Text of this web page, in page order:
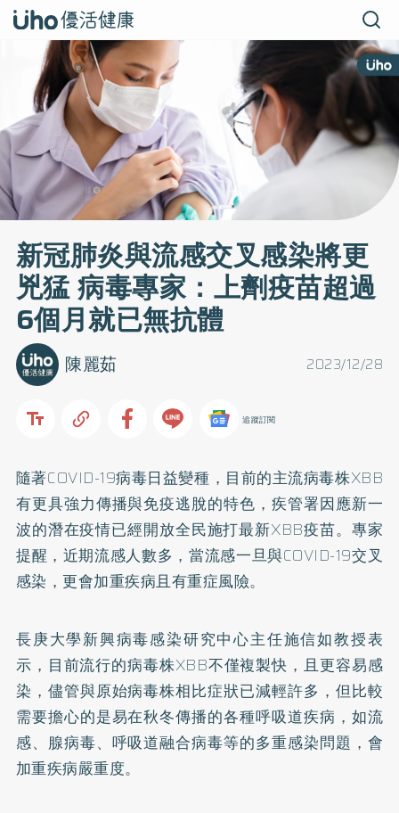
新冠肺炎與流感交叉感染將更
兇猛 病毒專家：上劑疫苗超過
6個月就已無抗體
2023/12/28
陳麗茹
追蹤訂閱
隨著COVID-19病毒日益變種，目前的主流病毒株XBB
有更具強力傳播與免疫逃脫的特色，疾管署因應新一
波的潛在疫情已經開放全民施打最新XBB疫苗。專家
提醒，近期流感人數多，當流感一旦與COVID-19交叉
感染，更會加重疾病且有重症風險。
長庚大學新興病毒感染研究中心主任施信如教授表
示，目前流行的病毒株XBB不僅複製快，且更容易感
染，儘管與原始病毒株相比症狀已減輕許多，但比較
需要擔心的是易在秋冬傳播的各種呼吸道疾病，如流
感、腺病毒、呼吸道融合病毒等的多重感染問題，會
加重疾病嚴重度。